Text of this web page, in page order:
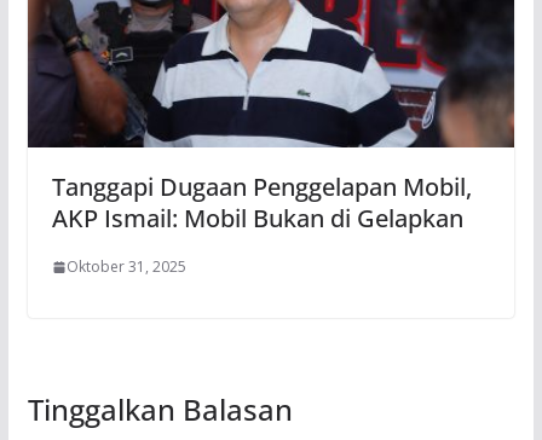
Tanggapi Dugaan Penggelapan Mobil,
AKP Ismail: Mobil Bukan di Gelapkan
Oktober 31, 2025
Tinggalkan Balasan